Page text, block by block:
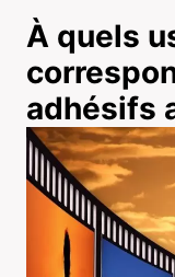
À quels
adhésifs